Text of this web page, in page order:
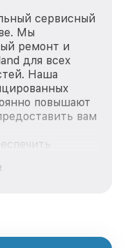
сервисный
Мы
ремонт и
для всех
Наша
повышают
вам
для
Roland, вне